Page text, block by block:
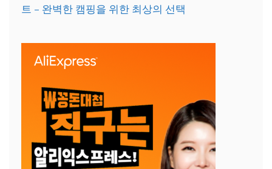
트 – 완벽한 캠핑을 위한 최상의 선택